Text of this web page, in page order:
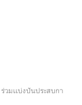
มเเบ่งปันประสบกา